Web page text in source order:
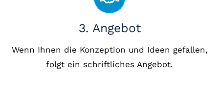
3. Angebot
Wenn Ihnen die Konzeption und Ideen gefallen,
folgt ein schriftliches Angebot.